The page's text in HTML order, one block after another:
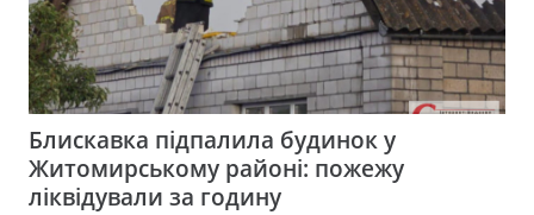
Блискавка підпалила будинок у
Житомирському районі: пожежу
ліквідували за годину